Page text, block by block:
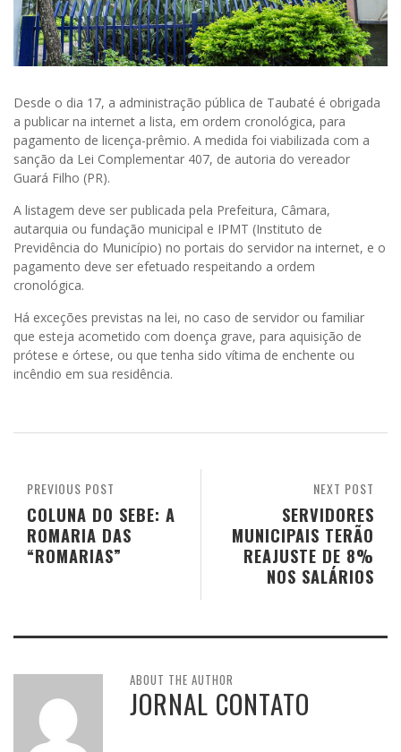
Desde o dia 17, a administração pública de Taubaté é obrigada
a publicar na internet a lista, em ordem cronológica, para
pagamento de licença-prêmio. A medida foi viabilizada com a
sanção da Lei Complementar 407, de autoria do vereador
Guará Filho (PR).
A listagem deve ser publicada pela Prefeitura, Câmara,
autarquia ou fundação municipal e IPMT (Instituto de
Previdência do Município) no portais do servidor na internet, e o
pagamento deve ser efetuado respeitando a ordem
cronológica.
Há exceções previstas na lei, no caso de servidor ou familiar
que esteja acometido com doença grave, para aquisição de
prótese e órtese, ou que tenha sido vítima de enchente ou
incêndio em sua residência.
NEXT POST
SERVIDORES
MUNICIPAIS TERÃO
REAJUSTE DE 8%
NOS SALÁRIOS
PREVIOUS POST
COLUNA DO SEBE: A
ROMARIA DAS
“ROMARIAS”
ABOUT THE AUTHOR
JORNAL CONTATO